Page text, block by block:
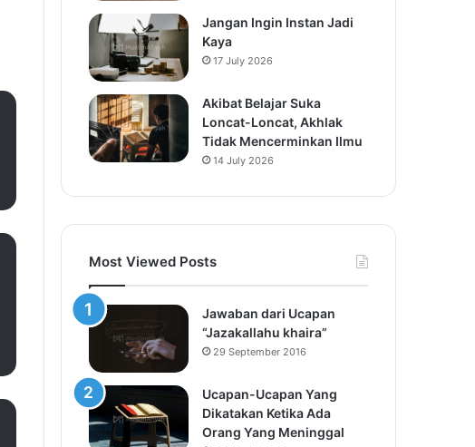
Jangan Ingin Instan Jadi
Kaya
17 July 2026
Akibat Belajar Suka
Loncat-Loncat, Akhlak
Tidak Mencerminkan Ilmu
14 July 2026
Most Viewed Posts
Jawaban dari Ucapan
“Jazakallahu khaira”
29 September 2016
Ucapan-Ucapan Yang
Dikatakan Ketika Ada
Orang Yang Meninggal